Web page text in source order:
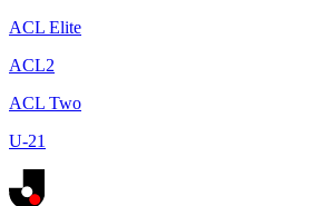
ACL Elite
ACL2
ACL Two
U-21